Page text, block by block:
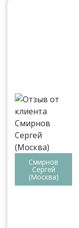
Смирнов
Сергей
(Москва)